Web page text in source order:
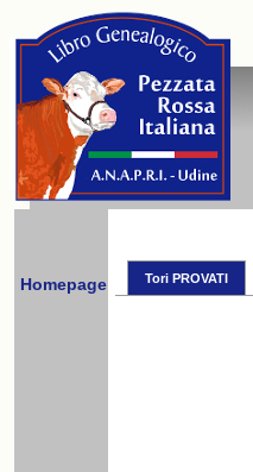
Homepage Tori PROVATI